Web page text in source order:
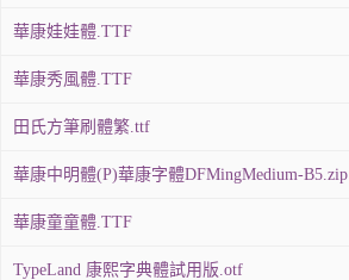
華康娃娃體.TTF
華康秀風體.TTF
田氏方筆刷體繁.ttf
華康中明體(P)華康字體DFMingMedium-B5.zip
華康童童體.TTF
TypeLand 康熙字典體試用版.otf